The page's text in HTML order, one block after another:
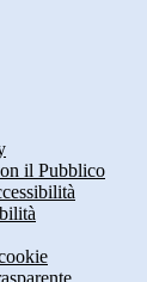
il Pubblico